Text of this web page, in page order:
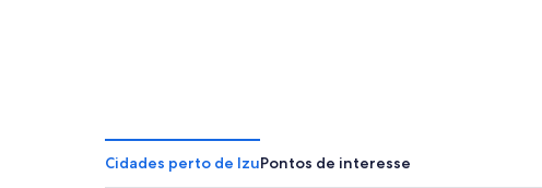
Cidades perto de IzuPontos de interesse